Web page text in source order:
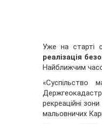
Уже на старті
реалізація
Найближчим
рекреаційні
мальовничих